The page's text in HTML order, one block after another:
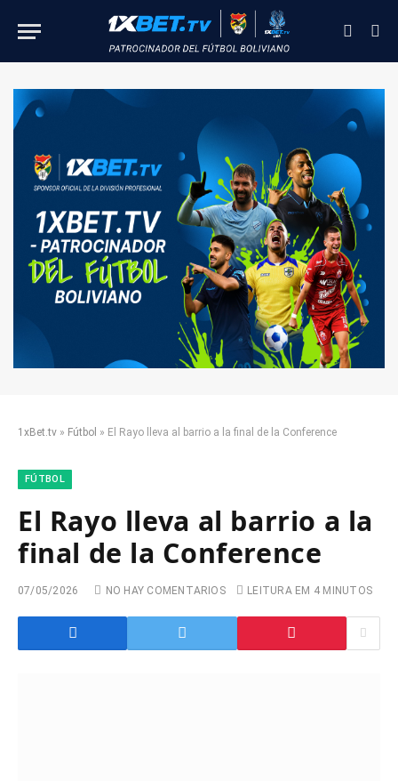
1xBet.tv » Fútbol » El Rayo lleva al barrio a la final de la Conference
FÚTBOL
El Rayo lleva al barrio a la
final de la Conference
07/05/2026 NO HAY COMENTARIOS LEITURA EM 4 MINUTOS